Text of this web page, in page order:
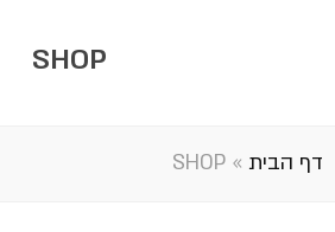
SHOP
דף הבית »
SHOP